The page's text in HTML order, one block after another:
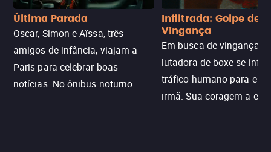
Última Parada
Oscar, Simon e Aïssa, três
amigos de infância, viajam a
Paris para celebrar boas
notícias. No ônibus noturno
Infiltrada: Golpe de
Vingança
Em busca de vingança,
lutadora de boxe se
tráfico humano para
irmã. Sua coragem a